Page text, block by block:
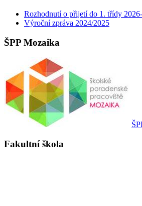
Rozhodnutí o přijetí do 1. třídy
Výroční zpráva 2024/2025
ŠPP Mozaika
Fakultní škola